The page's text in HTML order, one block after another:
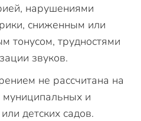
нарушениями
сниженным или
трудностями
звуков.
не рассчитана на
муниципальных и
детских садов.